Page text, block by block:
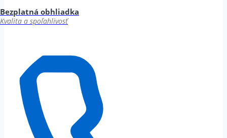
Bezplatná obhliadka
Kvalita a spoľahlivosť